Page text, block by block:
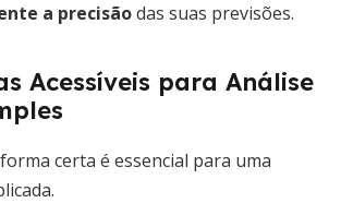
a precisãodas suas previsões.
Acessíveis para Análise
certa é essencial para uma